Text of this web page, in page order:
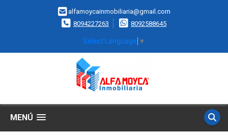
alfamoycainmobiliaria@gmail.com
8094227263
8092588645
Select Language ▼
MENÚ